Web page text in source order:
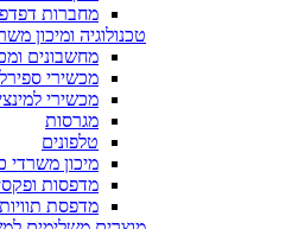
מחברות
טכנולוגיה ומיכון
מחשבונים
מכשירי
מכשירי
מגרסות
טלפונים
מיכון משרדי
מדפסות
מדפסת